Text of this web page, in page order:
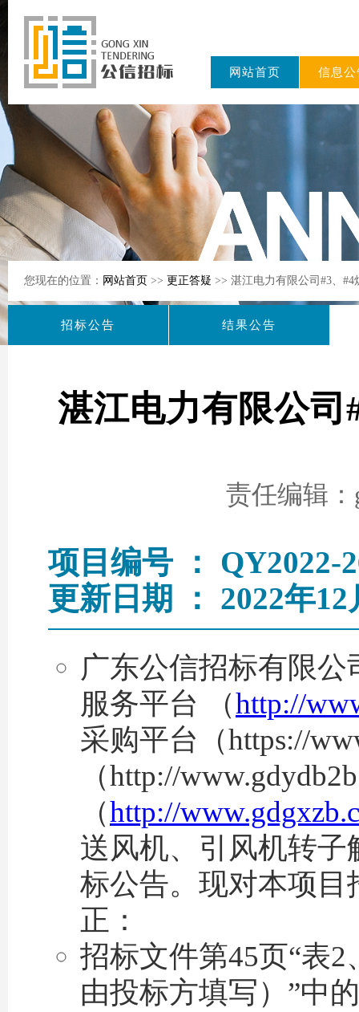
东公信招标
有限公司
网站首页 信息公
您现在的位置： 网站首页 >> 更正答疑 >> 湛江电力有限公司#3、
招标公告 结果公告
湛江电力有限公司
责任编辑
项目编号 ： QY2022-
更新日期 ： 2022年12
广东公信招标有限公
服务平台 （http://
采购平台（https://
（http://
（http://
送风机、引风机转子
标公告。现对本项
正：
招标文件第45页“表
由投标方填写）”中